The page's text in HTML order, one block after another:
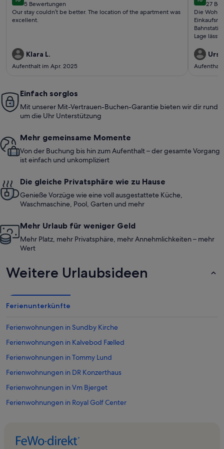
10 von 10
5 Bewertungen
(5
bewertungen)
Our stay couldn’t be better. The location of the apartment was
excellent.
Klara L.
Aufenthalt im Apr. 2025
10 von
27
(27
Die
Lage lässt
zufrieden.
Einfach sorglos
Mit unserer Mit-Vertrauen-Buchen-Garantie bieten wir dir rund
um die Uhr Unterstützung
Mehr gemeinsame Momente
Von der Buchung bis hin zum Aufenthalt – der gesamte Vorgang
ist einfach und unkompliziert
Die gleiche Privatsphäre wie zu Hause
Genieße Vorzüge wie eine voll ausgestattete Küche,
Waschmaschine, Pool, Garten und mehr
Mehr Urlaub für weniger Geld
Mehr Platz, mehr Privatsphäre, mehr Annehmlichkeiten – mehr
Wert
Weitere Urlaubsideen
Ferienunterkünfte
Ferienwohnungen in Sundby Kirche
Ferienwohnungen in Kalvebod Fælled
Ferienwohnungen in Tommy Lund
Ferienwohnungen in DR Konzerthaus
Ferienwohnungen in Vm Bjerget
Ferienwohnungen in Royal Golf Center